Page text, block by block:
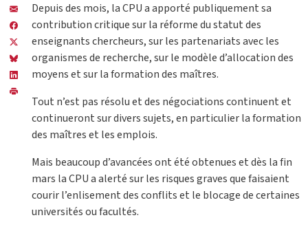
Depuis des mois, la CPU a apporté publiquement sa
contribution critique sur la réforme du statut des
enseignants chercheurs, sur les partenariats avec les
organismes de recherche, sur le modèle d’allocation des
moyens et sur la formation des maîtres.
Tout n’est pas résolu et des négociations continuent et
continueront sur divers sujets, en particulier la formation
des maîtres et les emplois.
Mais beaucoup d’avancées ont été obtenues et dès la fin
mars la CPU a alerté sur les risques graves que faisaient
courir l’enlisement des conflits et le blocage de certaines
universités ou facultés.